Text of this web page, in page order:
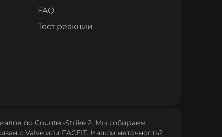
FAQ
Тест реакции
по Counter‑Strike 2. Мы собираем
с Valve или FACEIT. Нашли неточность?